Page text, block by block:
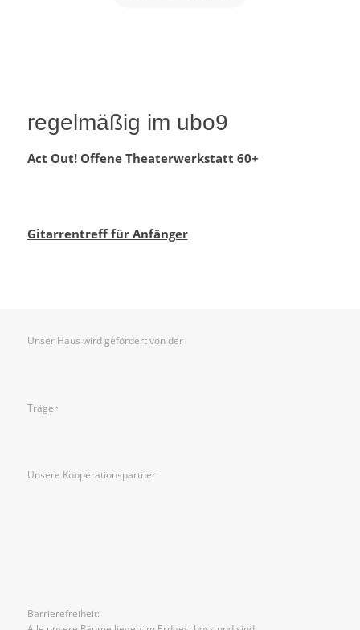
regelmäßig im ubo9
Act Out! Offene Theaterwerkstatt 60+
Gitarrentreff für Anfänger
Unser Haus wird gefördert von der
Träger
Unsere Kooperationspartner
Barrierefreiheit: